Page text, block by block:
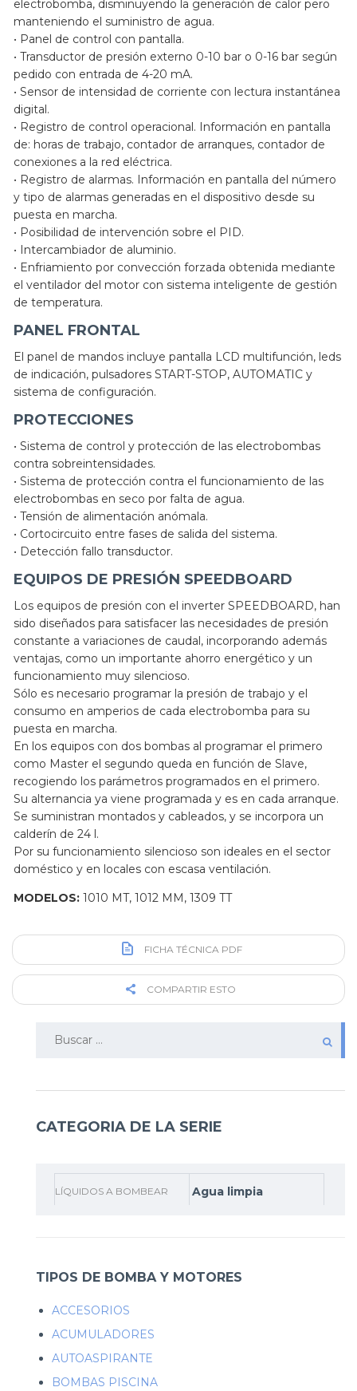
electrobomba, disminuyendo la generación de calor pero
manteniendo el suministro de agua.
• Panel de control con pantalla.
• Transductor de presión externo 0-10 bar o 0-16 bar según
pedido con entrada de 4-20 mA.
• Sensor de intensidad de corriente con lectura instantánea
digital.
• Registro de control operacional. Información en pantalla
de: horas de trabajo, contador de arranques, contador de
conexiones a la red eléctrica.
• Registro de alarmas. Información en pantalla del número
y tipo de alarmas generadas en el dispositivo desde su
puesta en marcha.
• Posibilidad de intervención sobre el PID.
• Intercambiador de aluminio.
• Enfriamiento por convección forzada obtenida mediante
el ventilador del motor con sistema inteligente de gestión
de temperatura.
PANEL FRONTAL
El panel de mandos incluye pantalla LCD multifunción, leds
de indicación, pulsadores START-STOP, AUTOMATIC y
sistema de configuración.
PROTECCIONES
• Sistema de control y protección de las electrobombas
contra sobreintensidades.
• Sistema de protección contra el funcionamiento de las
electrobombas en seco por falta de agua.
• Tensión de alimentación anómala.
• Cortocircuito entre fases de salida del sistema.
• Detección fallo transductor.
EQUIPOS DE PRESIÓN SPEEDBOARD
Los equipos de presión con el inverter SPEEDBOARD, han
sido diseñados para satisfacer las necesidades de presión
constante a variaciones de caudal, incorporando además
ventajas, como un importante ahorro energético y un
funcionamiento muy silencioso.
Sólo es necesario programar la presión de trabajo y el
consumo en amperios de cada electrobomba para su
puesta en marcha.
En los equipos con dos bombas al programar el primero
como Master el segundo queda en función de Slave,
recogiendo los parámetros programados en el primero.
Su alternancia ya viene programada y es en cada arranque.
Se suministran montados y cableados, y se incorpora un
calderín de 24 l.
Por su funcionamiento silencioso son ideales en el sector
doméstico y en locales con escasa ventilación.
MODELOS: 1010 MT, 1012 MM, 1309 TT
FICHA TÉCNICA PDF
COMPARTIR ESTO
CATEGORIA DE LA SERIE
LÍQUIDOS A BOMBEAR Agua limpia
TIPOS DE BOMBA Y MOTORES
ACCESORIOS
ACUMULADORES
AUTOASPIRANTE
BOMBAS PISCINA